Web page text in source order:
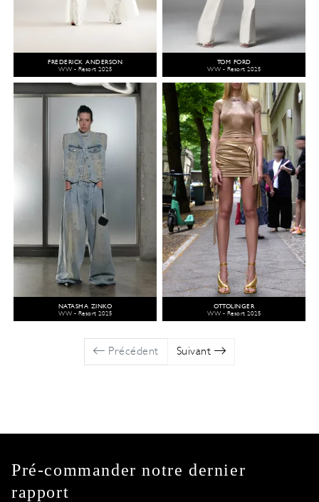
FREDERICK ANDERSON
WW - Resort 2025
TOM FORD
WW - Resort 2025
NATASHA ZINKO
WW - Resort 2025
OTTOLINGER
WW - Resort 2025
Précédent Suivant
Pré-commander notre dernier
rapport